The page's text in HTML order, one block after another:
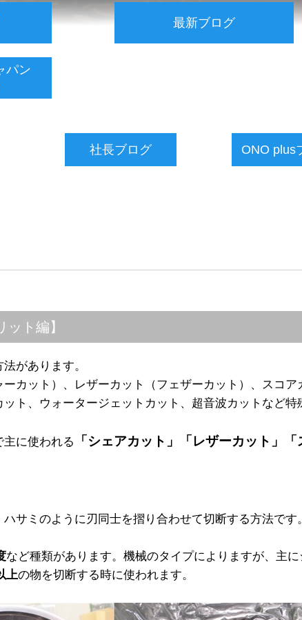
最新ブログ
パン
社長ブログ ONO plus
ト編】
があります。
カット）、レザーカット（フェザーカット）、スコア
ト、ウォータージェットカット、超音波カットなど特
に使われる
「シェアカット」「レザーカット」「
サミのように刃同士を摺り合わせて切断する方法です
など種類があります。機械のタイプによりますが、主に
上の物を切断する時に使われます。